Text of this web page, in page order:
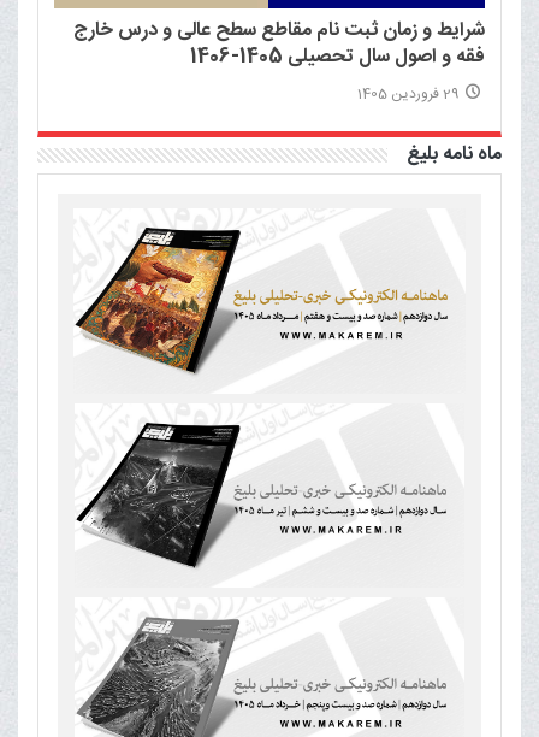
شرایط و زمان ثبت نام مقاطع سطح عالی و درس خارج
فقه و اصول سال تحصیلی 1405-1406
29 فروردین 1405
ماه نامه بلیغ